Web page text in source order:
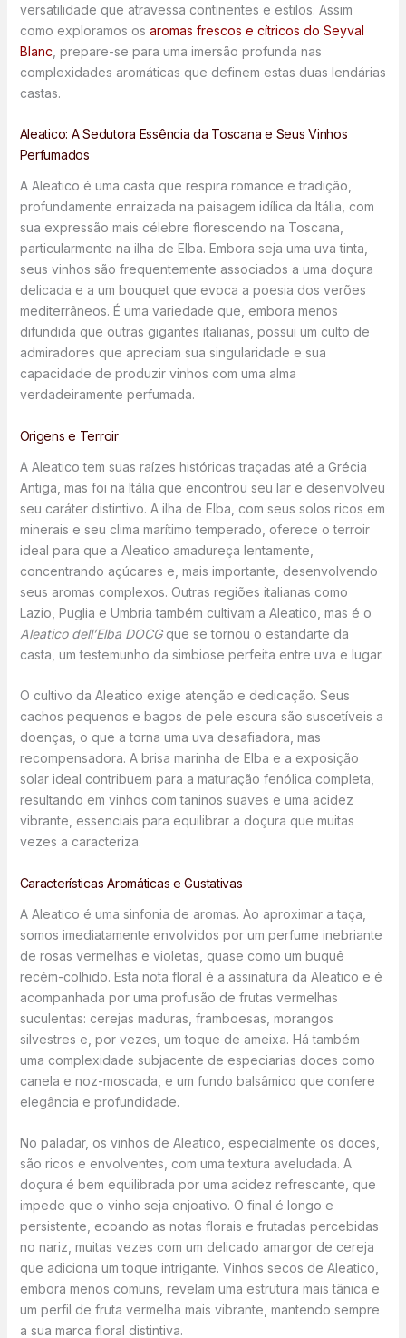
versatilidade que atravessa continentes e estilos. Assim
como exploramos os aromas frescos e cítricos do Seyval
Blanc , prepare-se para uma imersão profunda nas
complexidades aromáticas que definem estas duas lendárias
castas.
Aleatico: A Sedutora Essência da Toscana e Seus Vinhos
Perfumados
A Aleatico é uma casta que respira romance e tradição,
profundamente enraizada na paisagem idílica da Itália, com
sua expressão mais célebre florescendo na Toscana,
particularmente na ilha de Elba. Embora seja uma uva tinta,
seus vinhos são frequentemente associados a uma doçura
delicada e a um bouquet que evoca a poesia dos verões
mediterrâneos. É uma variedade que, embora menos
difundida que outras gigantes italianas, possui um culto de
admiradores que apreciam sua singularidade e sua
capacidade de produzir vinhos com uma alma
verdadeiramente perfumada.
Origens e Terroir
A Aleatico tem suas raízes históricas traçadas até a Grécia
Antiga, mas foi na Itália que encontrou seu lar e desenvolveu
seu caráter distintivo. A ilha de Elba, com seus solos ricos em
minerais e seu clima marítimo temperado, oferece o terroir
ideal para que a Aleatico amadureça lentamente,
concentrando açúcares e, mais importante, desenvolvendo
seus aromas complexos. Outras regiões italianas como
Lazio, Puglia e Umbria também cultivam a Aleatico, mas é o
Aleatico dell’Elba DOCGque se tornou o estandarte da
casta, um testemunho da simbiose perfeita entre uva e lugar.
O cultivo da Aleatico exige atenção e dedicação. Seus
cachos pequenos e bagos de pele escura são suscetíveis a
doenças, o que a torna uma uva desafiadora, mas
recompensadora. A brisa marinha de Elba e a exposição
solar ideal contribuem para a maturação fenólica completa,
resultando em vinhos com taninos suaves e uma acidez
vibrante, essenciais para equilibrar a doçura que muitas
vezes a caracteriza.
Características Aromáticas e Gustativas
A Aleatico é uma sinfonia de aromas. Ao aproximar a taça,
somos imediatamente envolvidos por um perfume inebriante
de rosas vermelhas e violetas, quase como um buquê
recém-colhido. Esta nota floral é a assinatura da Aleatico e é
acompanhada por uma profusão de frutas vermelhas
suculentas: cerejas maduras, framboesas, morangos
silvestres e, por vezes, um toque de ameixa. Há também
uma complexidade subjacente de especiarias doces como
canela e noz-moscada, e um fundo balsâmico que confere
elegância e profundidade.
No paladar, os vinhos de Aleatico, especialmente os doces,
são ricos e envolventes, com uma textura aveludada. A
doçura é bem equilibrada por uma acidez refrescante, que
impede que o vinho seja enjoativo. O final é longo e
persistente, ecoando as notas florais e frutadas percebidas
no nariz, muitas vezes com um delicado amargor de cereja
que adiciona um toque intrigante. Vinhos secos de Aleatico,
embora menos comuns, revelam uma estrutura mais tânica e
um perfil de fruta vermelha mais vibrante, mantendo sempre
a sua marca floral distintiva.